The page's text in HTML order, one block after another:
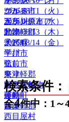
2026/08/11（火）
2026/08/12（水）
2026/08/13（木）
2026/08/14（金）
グルメ
ボランティア
動物
子ども
学び
癒し
祭り
自然・植物
運動
音楽
つがる市
五所川原市
北津軽郡
大鰐町
平川市
弘前市
東津軽郡
田舎館村
藤崎町
西津軽郡
西目屋村
検索条件：
全4件中：1～